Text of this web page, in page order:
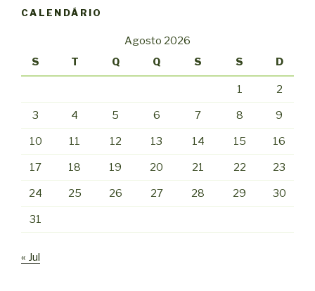
CALENDÁRIO
Agosto 2026
S
T Q Q S S D
1 2
3 4 5 6 7 8 9
10 11 12 13 14 15 16
17 18 19 20 21 22 23
24 25 26 27 28 29 30
31
« Jul